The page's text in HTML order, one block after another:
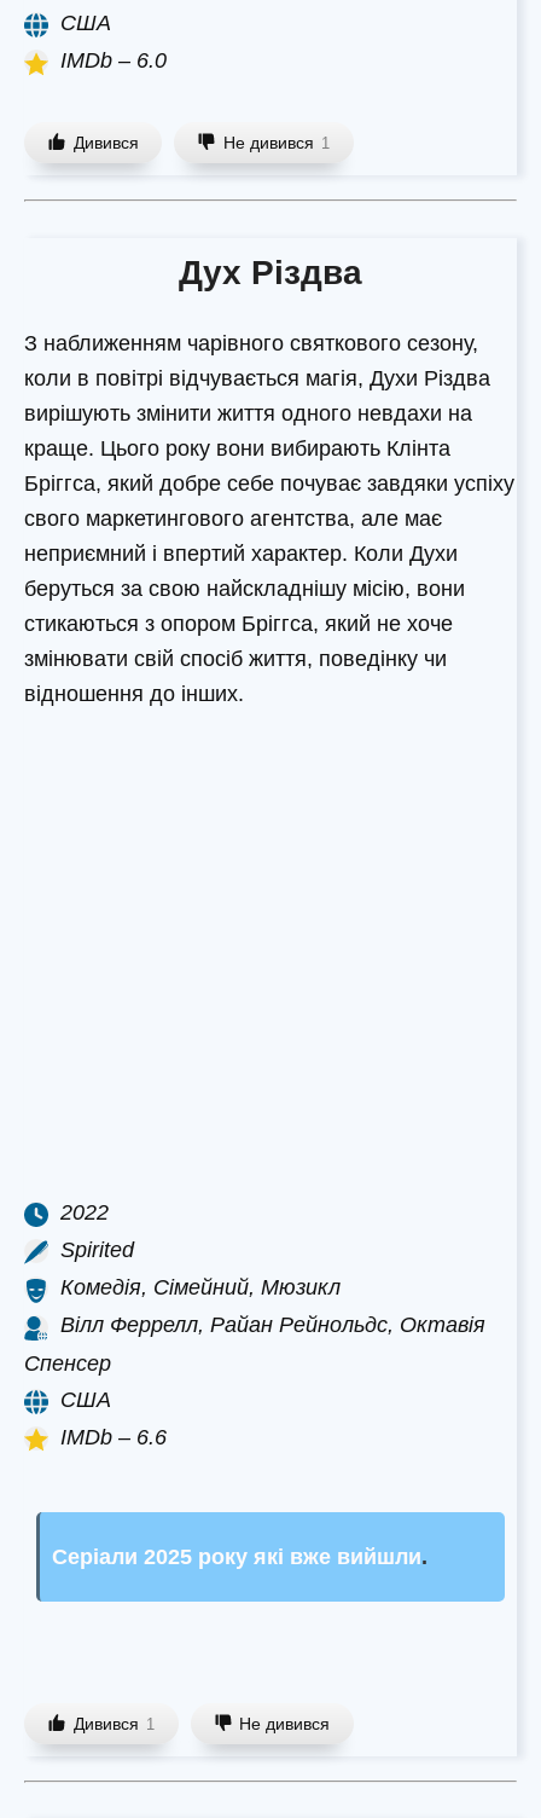
США
IMDb – 6.0
Дивився Не дивився 1
Дух Різдва
З наближенням чарівного святкового сезону,
коли в повітрі відчувається магія, Духи Різдва
вирішують змінити життя одного невдахи на
краще. Цього року вони вибирають Клінта
Бріггса, який добре себе почуває завдяки успіху
свого маркетингового агентства, але має
неприємний і впертий характер. Коли Духи
беруться за свою найскладнішу місію, вони
стикаються з опором Бріггса, який не хоче
змінювати свій спосіб життя, поведінку чи
відношення до інших.
2022
Spirited
Комедія, Сімейний, Мюзикл
Вілл Феррелл, Райан Рейнольдс, Октавія
Спенсер
США
IMDb – 6.6
Серіали 2025 року які вже вийшли.
Дивився 1 Не дивився